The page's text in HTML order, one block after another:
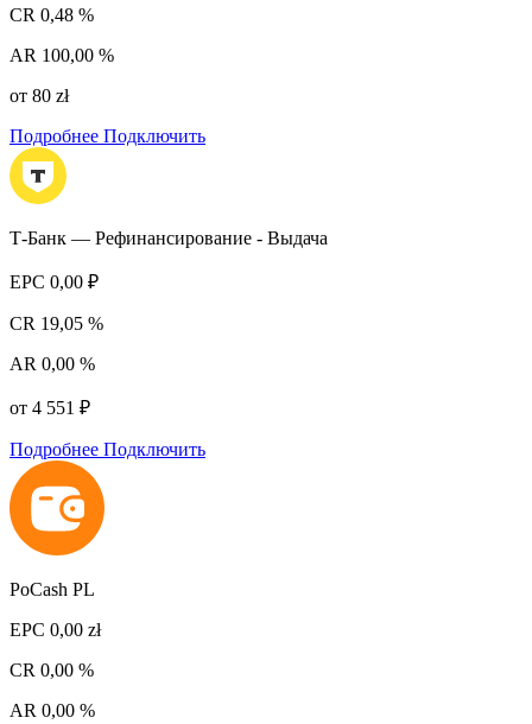
CR 0,48 %
AR 100,00 %
от 80 zł
Подробнее Подключить
Т-Банк — Рефинансирование - Выдача
EPC 0,00 ₽
CR 19,05 %
AR 0,00 %
от 4 551 ₽
Подробнее Подключить
PoCash PL
EPC 0,00 zł
CR 0,00 %
AR 0,00 %